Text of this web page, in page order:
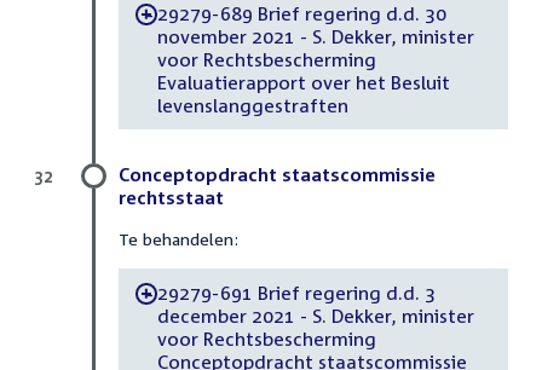
-29279-689 Brief regering d.d. 30
november 2021 - S. Dekker, minister
voor Rechtsbescherming
Evaluatierapport over het Besluit
levenslanggestraften
Conceptopdracht staatscommissie
rechtsstaat
Te behandelen:
-29279-691 Brief regering d.d. 3
december 2021 - S. Dekker, minister
voor Rechtsbescherming
Conceptopdracht staatscommissie
32